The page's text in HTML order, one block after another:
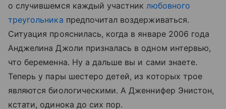
о случившемся каждый участниклюбовного
треугольника предпочитал воздерживаться.
Ситуация прояснилась, когда в январе 2006 года
Анджелина Джоли призналась в одном интервью,
что беременна. Ну а дальше вы и сами знаете.
Теперь у пары шестеро детей, из которых трое
являются биологическими. А Дженнифер Энистон,
кстати, одинока до сих пор.